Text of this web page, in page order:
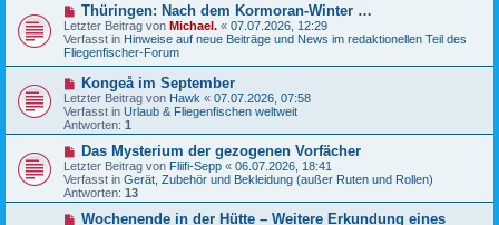
t
r
a
g
N
e
u
e
B
e
i
t
r
g
Thüringen: Nach dem Kormoran-Winter …
Letzter Beitrag von Michael. « 07.07.2026, 12:29
Verfasst in Hinweise auf neue Beiträge und News im redaktionellen Teil des
Fliegenfischer-Forum
N
e
u
e
r
B
e
i
t
r
a
Kongeå im September
Letzter Beitrag von Hawk « 07.07.2026, 07:58
Verfasst in Urlaub & Fliegenfischen weltweit
Antworten: 1
N
e
u
e
r
B
Das Mysterium der gezogenen Vorfächer
Letzter Beitrag von Fliifi-Sepp « 06.07.2026, 18:41
Verfasst in Gerät, Zubehör und Bekleidung (außer Ruten und Rollen)
Antworten: 13
NWochenende in der Hütte – Weitere Erkundung eines